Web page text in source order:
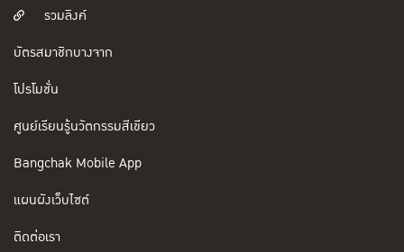
รวมลิงค์
บัตรสมาชิกบางจาก
โปรโมชั่น
ศูนย์เรียนรู้นวัตกรรมสีเขียว
Bangchak Mobile App
แผนผังเว็บไซต์
ติดต่อเรา